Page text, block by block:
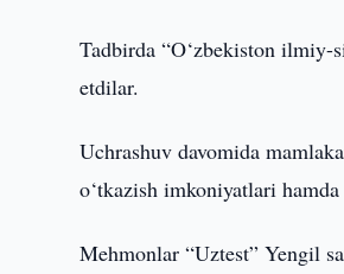
Tadbirda “O‘zbekiston ilmiy-
etdilar.
Uchrashuv davomida
o‘tkazish imkoniyatlari
Mehmonlar “Uztest” Yengil